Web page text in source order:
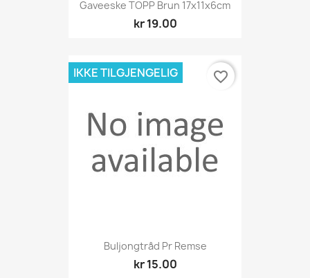
Gaveeske TOPP Brun 17x11x6cm
kr 19.00
Buljongtråd Pr Remse
kr 15.00
IKKE TILGJENGELIG favorite_border